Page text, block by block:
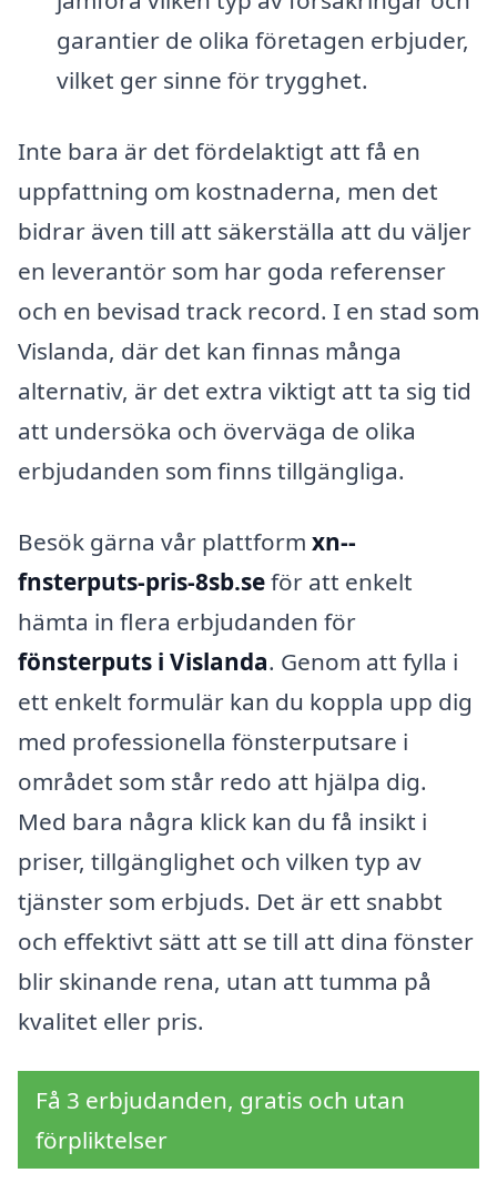
garantier de olika företagen erbjuder,
vilket ger sinne för trygghet.
Inte bara är det fördelaktigt att få en
uppfattning om kostnaderna, men det
bidrar även till att säkerställa att du väljer
en leverantör som har goda referenser
och en bevisad track record. I en stad som
Vislanda, där det kan finnas många
alternativ, är det extra viktigt att ta sig tid
att undersöka och överväga de olika
erbjudanden som finns tillgängliga.
Besök gärna vår plattform xn--
fnsterputs-pris-8sb.seför att enkelt
hämta in flera erbjudanden för
fönsterputs i Vislanda. Genom att fylla i
ett enkelt formulär kan du koppla upp dig
med professionella fönsterputsare i
området som står redo att hjälpa dig.
Med bara några klick kan du få insikt i
priser, tillgänglighet och vilken typ av
tjänster som erbjuds. Det är ett snabbt
och effektivt sätt att se till att dina fönster
blir skinande rena, utan att tumma på
kvalitet eller pris.
Få 3 erbjudanden, gratis och utan
förpliktelser